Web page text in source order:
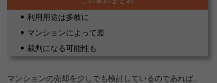
利用用途は多岐に
マンションによって差
裁判になる可能性も
マンションの売却を少しでも検討しているのであれば、